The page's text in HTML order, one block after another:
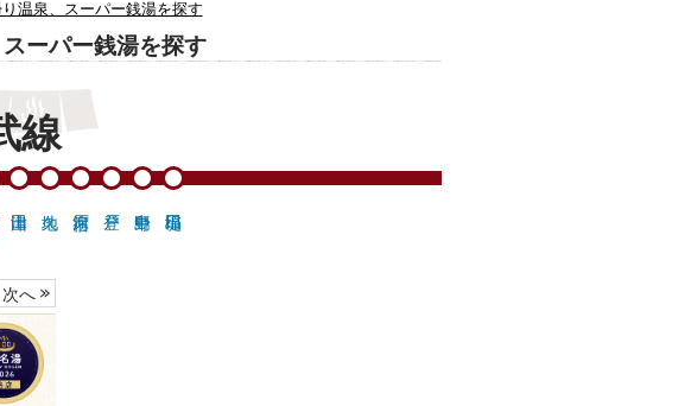
温泉、スーパー銭湯を探す
ーパー銭湯を探す
線
次へ